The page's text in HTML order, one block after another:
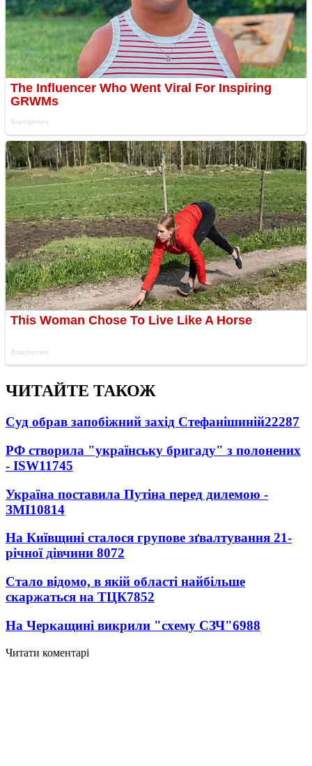
ЧИТАЙТЕ ТАКОЖ
Суд обрав запобіжний захід Стефанішиній22287
РФ створила "українську бригаду" з полонених
- ISW11745
Україна поставила Путіна перед дилемою -
ЗМІ10814
На Київщині сталося групове зґвалтування 21-
річної дівчини 8072
Стало відомо, в якій області найбільше
скаржаться на ТЦК7852
На Черкащині викрили "схему СЗЧ"6988
Читати коментарі